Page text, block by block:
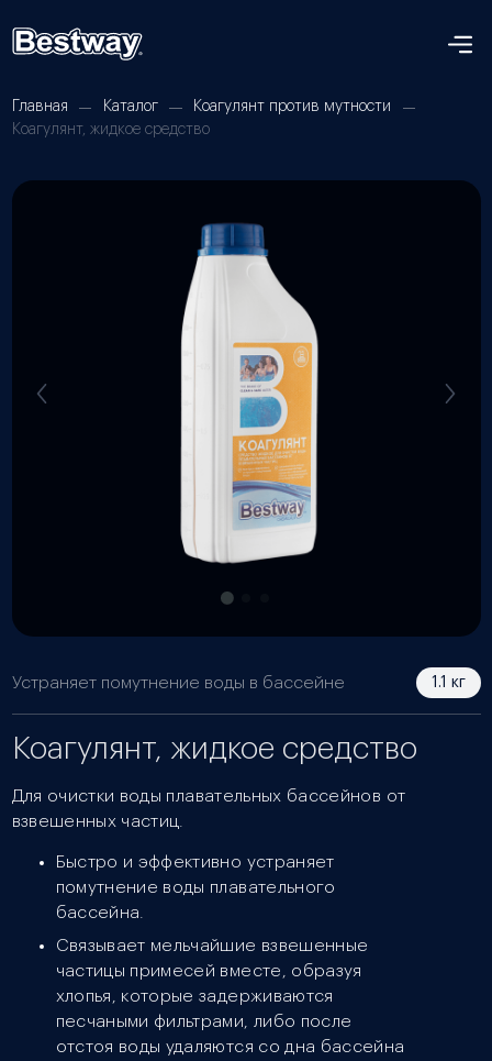
Главная Каталог
Коагулянт против мутности
Коагулянт, жидкое средство
Устраняет помутнение воды в бассейне 1.1 кг
Коагулянт, жидкое средство
Для очистки воды плавательных бассейнов от
взвешенных частиц.
Быстро и эффективно устраняет
помутнение воды плавательного
бассейна.
Связывает мельчайшие взвешенные
частицы примесей вместе, образуя
хлопья, которые задерживаются
песчаными фильтрами, либо после
отстоя воды удаляются со дна бассейна